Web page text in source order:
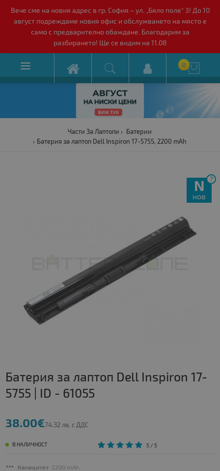
Вече сме на новия адрес в гр. София – ул. „Бяло поле“ 3! До 10
август подреждаме новия офис и обслужването на място е
само с предварително обаждане. Благодарим за
разбирането! Ще се видим на 11.08
 0 
Части За Лаптопи
Батерии
Батерия за лаптоп Dell Inspiron 17-5755, 2200 mAh
?
N
нов
Батерия за лаптоп Dell Inspiron 17-
5755 | ID - 61055
38.00€74.32 лв. с ДДС
В НАЛИЧНОСТ 5/ 5
Капацитет: 2200 mAh